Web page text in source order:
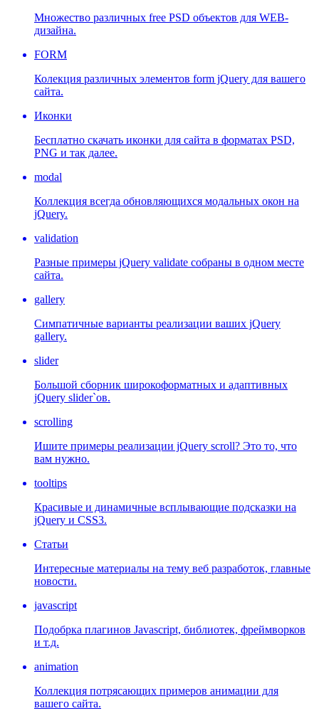
Множество различных free PSD объектов для WEB-
дизайна.
FORM
Колекция различных элементов form jQuery для вашего
сайта.
Иконки
Бесплатно скачать иконки для сайта в форматах PSD,
PNG и так далее.
modal
Коллекция всегда обновляющихся модальных окон на
jQuery.
validation
Разные примеры jQuery validate собраны в одном месте
сайта.
gallery
Симпатичные варианты реализации ваших jQuery
gallery.
slider
Большой сборник широкоформатных и адаптивных
jQuery slider`ов.
scrolling
Ишите примеры реализации jQuery scroll? Это то, что
вам нужно.
tooltips
Красивые и динамичные всплывающие подсказки на
jQuery и CSS3.
Статьи
Интересные материалы на тему веб разработок, главные
новости.
javascript
Подобрка плагинов Javascript, библиотек, фреймворков
и т.д.
animation
Коллекция потрясающих примеров анимации для
вашего сайта.